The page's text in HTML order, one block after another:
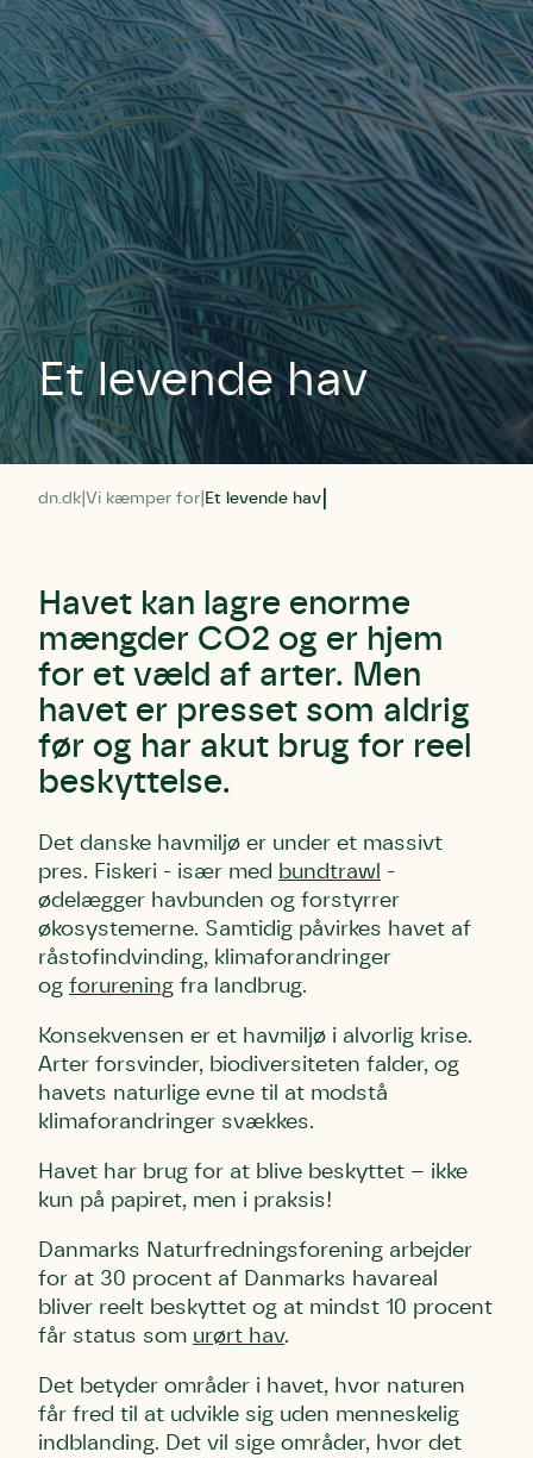
Et levende hav
dn.dk Vi kæmper for Et levende hav
Havet kan lagre enorme
mængder CO2 og er hjem
for et væld af arter. Men
havet er presset som aldrig
før og har akut brug for reel
beskyttelse.
Det danske havmiljø er under et massivt
pres. Fiskeri - især med bundtrawl -
ødelægger havbunden og forstyrrer
økosystemerne. Samtidig påvirkes havet af
råstofindvinding, klimaforandringer
og forurening fra landbrug.
Konsekvensen er et havmiljø i alvorlig krise.
Arter forsvinder, biodiversiteten falder, og
havets naturlige evne til at modstå
klimaforandringer svækkes.
Havet har brug for at blive beskyttet – ikke
kun på papiret, men i praksis!
Danmarks Naturfredningsforening arbejder
for at 30 procent af Danmarks havareal
bliver reelt beskyttet og at mindst 10 procent
får status som urørt hav.
Det betyder områder i havet, hvor naturen
får fred til at udvikle sig uden menneskelig
indblanding. Det vil sige områder, hvor det